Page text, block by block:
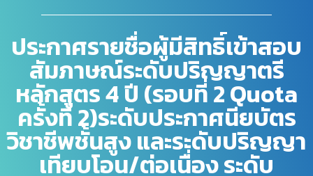
ประกาศรายชื่อผู้มีสิทธิ์เข้าสอบ
สัมภาษณ์ระดับปริญญาตรี
หลักสูตร 4 ปี (รอบที่ 2 Quota
ครั้งที่ 2)ระดับประกาศนียบัตร
วิชาชีพชั้นสูง และระดับปริญญา
เทียบโอน/ต่อเนื่อง ระดับ